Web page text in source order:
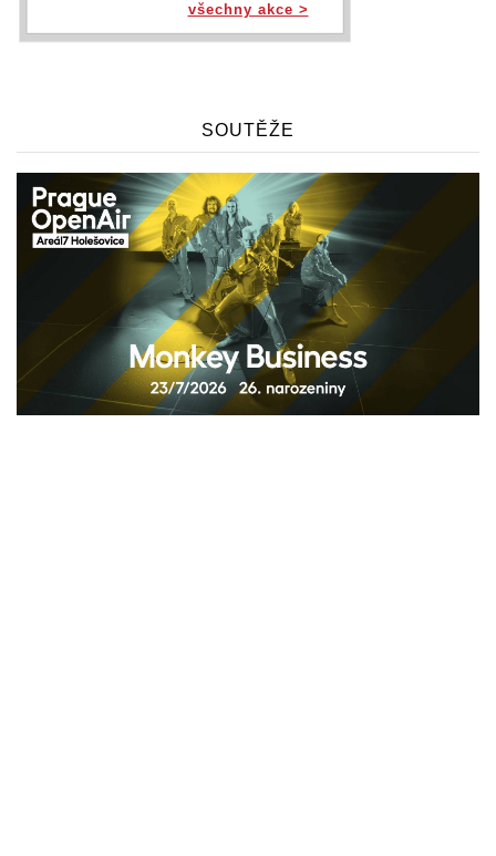
všechny akce >
SOUTĚŽE